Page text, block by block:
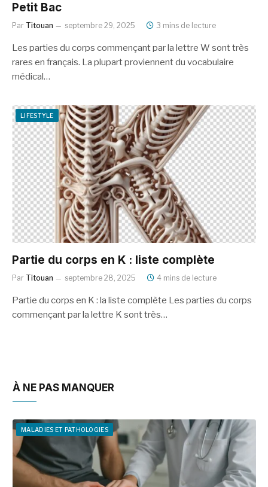
Petit Bac
Par Titouan septembre 29, 2025 3 mins de lecture
Les parties du corps commençant par la lettre W sont très
rares en français. La plupart proviennent du vocabulaire
médical…
LIFESTYLE
Partie du corps en K : liste complète
Par Titouan septembre 28, 2025 4 mins de lecture
Partie du corps en K : la liste complète Les parties du corps
commençant par la lettre K sont très…
À NE PAS MANQUER
MALADIES ET PATHOLOGIES